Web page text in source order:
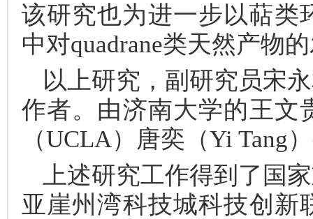
该研究也为进一步以萜类
中对quadrane类天然产物
以上研究，副研究员宋
作者。由济南大学的王文
（UCLA）唐奕（Yi Tang
上述研究工作得到了国
亚崖州湾科技城科技创新